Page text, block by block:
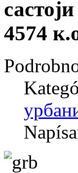
4574